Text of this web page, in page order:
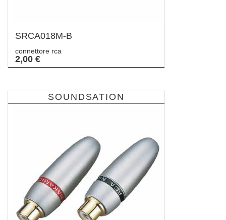
SRCA018M-B
connettore rca
2,00 €
SOUNDSATION